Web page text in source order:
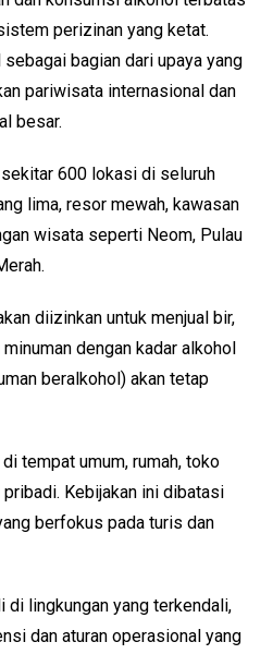
perizinan yang ketat.
bagian dari upaya yang
pariwisata internasional dan
besar.
600 lokasi di seluruh
lima, resor mewah, kawasan
wisata seperti Neom, Pulau
diizinkan untuk menjual bir,
dengan kadar alkohol
beralkohol) akan tetap
tempat umum, rumah, toko
Kebijakan ini dibatasi
berfokus pada turis dan
di lingkungan yang terkendali,
dan aturan operasional yang